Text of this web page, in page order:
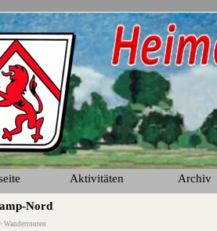
Aktivitäten ▼
Archiv
Nord